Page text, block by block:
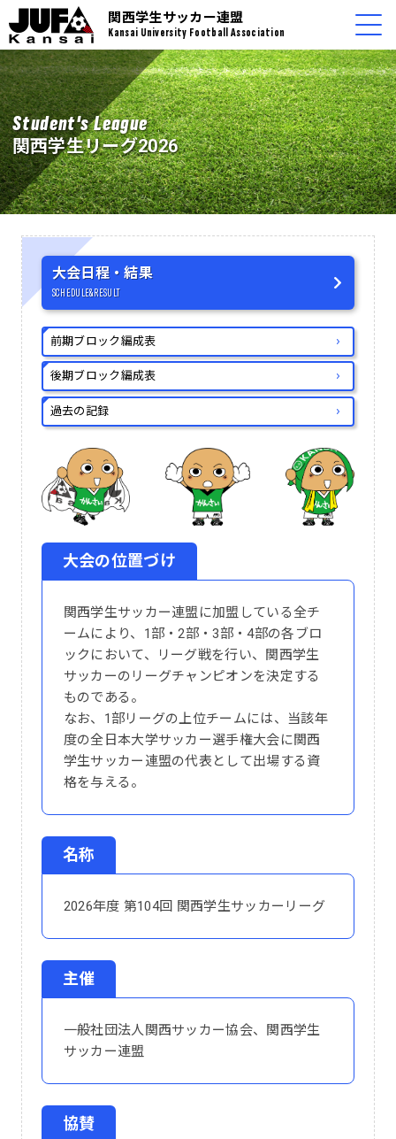
関西学生サッカー連盟
Kansai University Football Association
Student's League
関西学生リーグ2026
大会日程・結果
SCHEDULE&RESULT
前期ブロック編成表
後期ブロック編成表
過去の記録
大会の位置づけ
関西学生サッカー連盟に加盟している全チ
ームにより、1部・2部・3部・4部の各ブロ
ックにおいて、リーグ戦を行い、関西学生
サッカーのリーグチャンピオンを決定する
ものである。
なお、1部リーグの上位チームには、当該年
度の全日本大学サッカー選手権大会に関西
学生サッカー連盟の代表として出場する資
格を与える。
名称
2026年度 第104回 関西学生サッカーリーグ
主催
一般社団法人関西サッカー協会、関西学生
サッカー連盟
協賛